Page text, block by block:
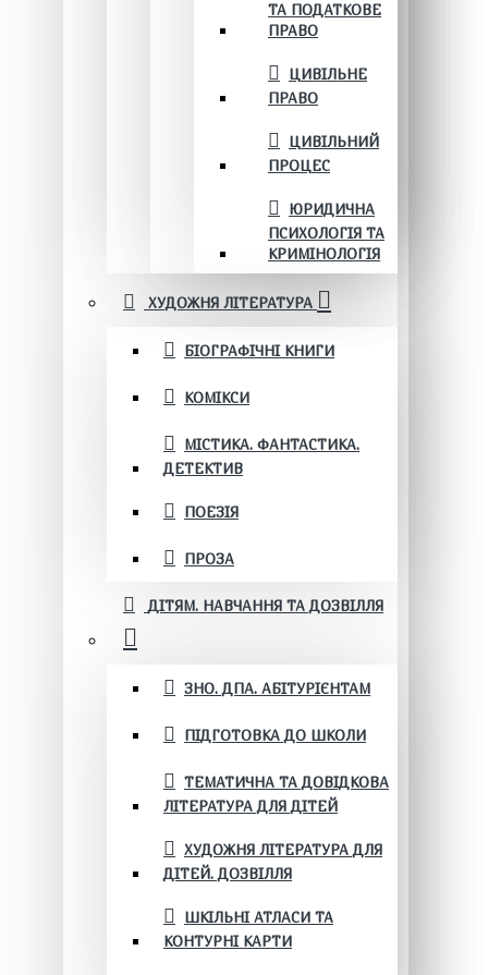
ТА ПОДАТКОВЕ
ПРАВО
ЦИВІЛЬНЕ
ПРАВО
ЦИВІЛЬНИЙ
ПРОЦЕС
ЮРИДИЧНА
ПСИХОЛОГІЯ ТА
КРИМІНОЛОГІЯ
ХУДОЖНЯ ЛІТЕРАТУРА
БІОГРАФІЧНІ КНИГИ
КОМІКСИ
МІСТИКА. ФАНТАСТИКА.
ДЕТЕКТИВ
ПОЕЗІЯ
ПРОЗА
ДІТЯМ. НАВЧАННЯ ТА ДОЗВІЛЛЯ
ЗНО. ДПА. АБІТУРІЄНТАМ
ПІДГОТОВКА ДО ШКОЛИ
ТЕМАТИЧНА ТА ДОВІДКОВА
ЛІТЕРАТУРА ДЛЯ ДІТЕЙ
ХУДОЖНЯ ЛІТЕРАТУРА ДЛЯ
ДІТЕЙ. ДОЗВІЛЛЯ
ШКІЛЬНІ АТЛАСИ ТА
КОНТУРНІ КАРТИ